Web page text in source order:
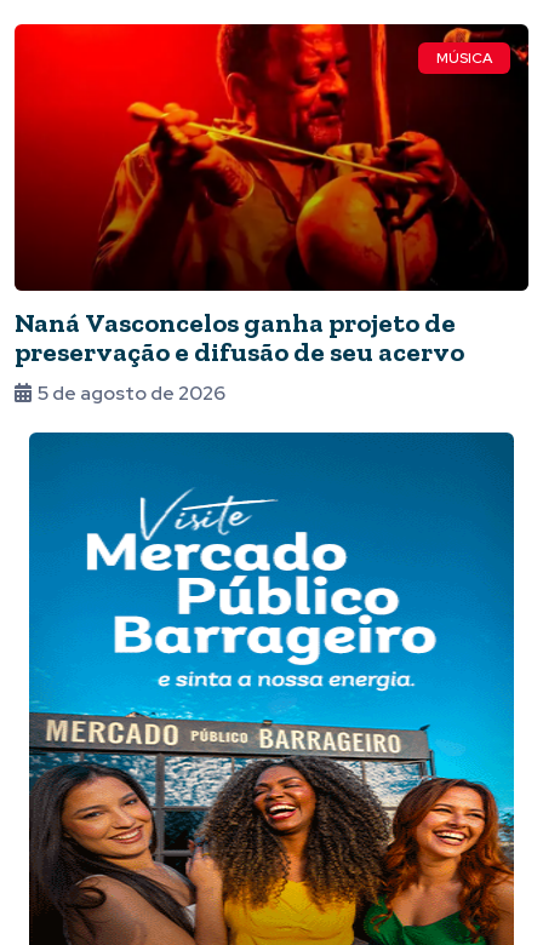
MÚSICA
Naná Vasconcelos ganha projeto de
preservação e difusão de seu acervo
5 de agosto de 2026